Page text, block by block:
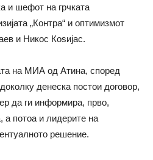
и шефот на грчката
„Контра“ и оптимизмот
и Никос Коѕијас.
на МИА од Атина, според
денеска постои договор,
да ги информира, прво,
а потоа и лидерите на
решение.